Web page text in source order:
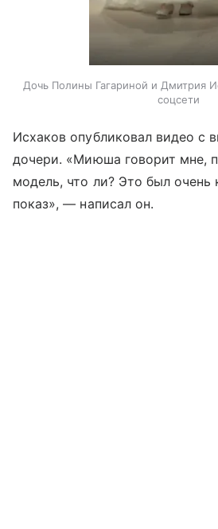
Дочь Полины Гагариной и Дмитрия
соцсети
Исхаков опубликовал видео с
дочери. «Миюша говорит мне,
модель, что ли? Это был очень
показ», — написал он.